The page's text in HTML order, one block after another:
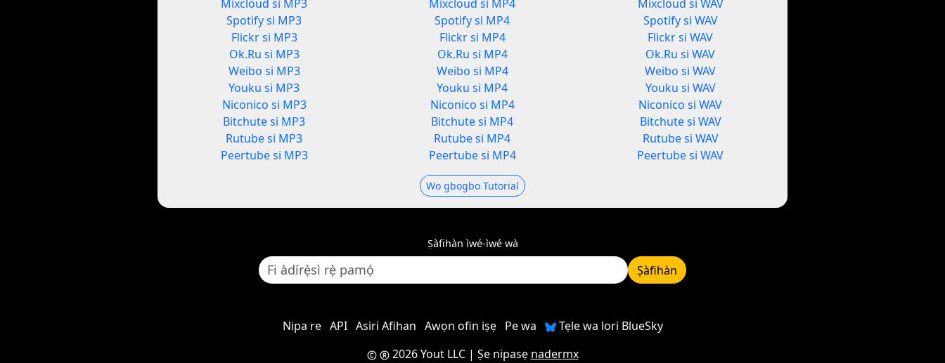
Mixcloud si MP3
Spotify si MP3
Flickr si MP3
Ok.Ru si MP3
Weibo si MP3
Youku si MP3
Niconico si MP3
Bitchute si MP3
Rutube si MP3
Peertube si MP3
Mixcloud si MP4
Spotify si MP4
Flickr si MP4
Ok.Ru si MP4
Weibo si MP4
Youku si MP4
Niconico si MP4
Bitchute si MP4
Rutube si MP4
Peertube si MP4
Mixcloud si WAV
Spotify si WAV
Flickr si WAV
Ok.Ru si WAV
Weibo si WAV
Youku si WAV
Niconico si WAV
Bitchute si WAV
Rutube si WAV
Peertube si WAV
Wo gbogbo Tutorial
Ṣàfihàn ìwé-ìwé wà
Ṣàfihàn
Nipa re API Asiri Afihan Awọn ofin iṣẹ Pe wa
Tẹle wa lori BlueSky
2026 Yout LLC| Ṣe nipasẹ nadermx